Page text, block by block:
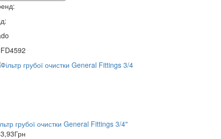
грубої очистки General Fittings 3/4"
Грн